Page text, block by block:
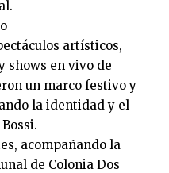
artísticos,
shows en vivo de
un marco festivo y
la identidad y el
acompañando la
de Colonia Dos